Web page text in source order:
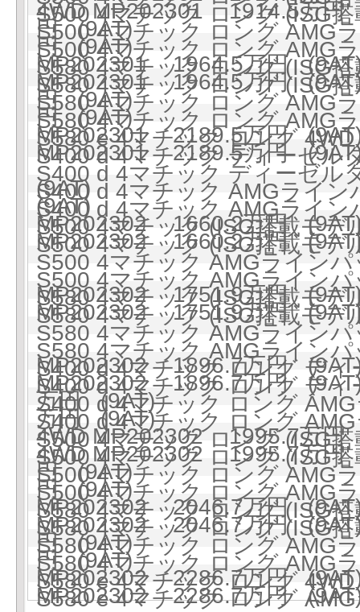
4WD MP202301 1914.5万円
円 (9AT)
S500 4マチック ロング (ISG
円 (9AT)
S500 4マチック ロング AMG
MP202301 1964.5万円
S500 4マチック ロング AMG
MP202301 1964.5万円
S580 4マチック ロング (ISG
円 (9AT)
S580 4マチック ロング (ISG
円 (9AT)
S580 4マチック ロング AMG
MP202301 2189.5万円
S580 4マチック ロング AMG
MP202301 2189.5万円
S580 e 4マチック ロング
S400 d 4マチック ディーゼ
(9AT)
S400 d 4マチック ディーゼ
(9AT)
S400 d 4マチック AMGライ
MP202302 1660.2万円
S400 d 4マチック AMGライ
MP202302 1660.2万円
S500 4マチック (ISG搭載モ
S500 4マチック (ISG搭載モ
S500 4マチック AMGライン
MP202302 1751.9万円
S500 4マチック AMGライン
MP202302 1751.9万円
S580 4マチック (ISG搭載モ
S580 4マチック (ISG搭載モ
S580 4マチック AMGライン
MP202302 1896.7万円
S580 4マチック AMGライン
MP202302 1896.7万円
S400 d 4マチック ロング デ
万円 (9AT)
S400 d 4マチック ロング デ
万円 (9AT)
S400 d 4マチック ロング
4WD MP202302 1995.7万円
S400 d 4マチック ロング
4WD MP202302 1995.7万円
S500 4マチック ロング (ISG
円 (9AT)
S500 4マチック ロング (ISG
円 (9AT)
S500 4マチック ロング AMG
MP202302 2046.7万円
S500 4マチック ロング AMG
MP202302 2046.7万円
S580 4マチック ロング (ISG
円 (9AT)
S580 4マチック ロング (ISG
円 (9AT)
S580 4マチック ロング AMG
MP202302 2286.7万円
S580 4マチック ロング AMG
MP202302 2286.7万円
S580 e 4マチック ロング
S580 e 4マチック ロング